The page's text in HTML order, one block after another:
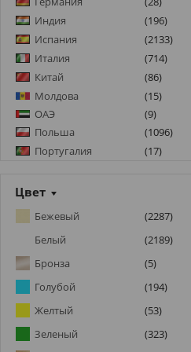
Урбанистический
стиль (35)
Фрукты, овощи
(1)
Черно-Белый
(22
ARGENTA
ARIANA CERAMICA
ARIOSTEA
ARKLAM
ASCOT(2)
ATLAS CONCORDE
AZULINDUS&MARTI
AZUVI(18
BALDOCER
BELMAR CERAMICAS
BENISON
Индия
(196)
Испания
(2133)
Италия
(714)
Китай
(86)
Молдова
(15)
ОАЭ
(9)
Польша
(1096)
Португалия
(17)
Турция
(
Цвет
Бежевый (2287)
Белый
(2189)
Бронза
(5)
Голубой
(194)
Желтый
(53)
Зеленый
(323)